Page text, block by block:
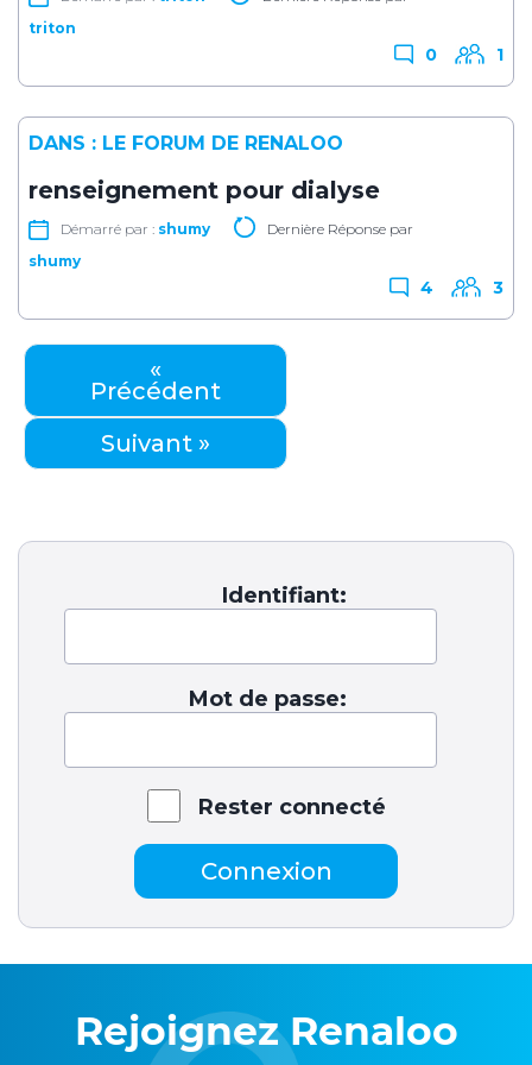
triton
1
0
renseignement pour dialyse
Démarré par : shumy
Dernière Réponse par
shumy
DANS : LE FORUM DE RENALOO
3
4
«
Précédent
Suivant »
Identifiant:
Mot de passe:
Rester connecté
Connexion
Rejoignez Renaloo